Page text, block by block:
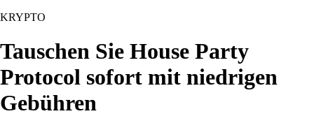
KRYPTO
Tauschen Sie House Party
Protocol sofort mit niedrigen
Gebühren